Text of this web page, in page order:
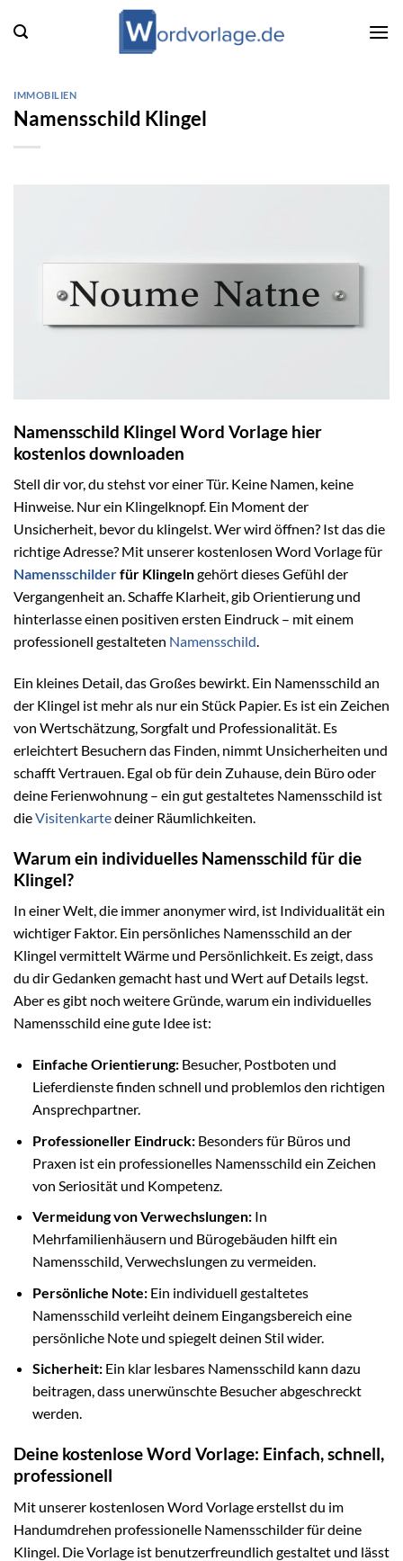
Inhalt
IMMOBILIEN
Namensschild Klingel
Namensschild Klingel Word Vorlage hier
kostenlos downloaden
Stell dir vor, du stehst vor einer Tür. Keine Namen, keine
Hinweise. Nur ein Klingelknopf. Ein Moment der
Unsicherheit, bevor du klingelst. Wer wird öffnen? Ist das die
richtige Adresse? Mit unserer kostenlosen Word Vorlage für
Namensschilderfür Klingelngehört dieses Gefühl der
Vergangenheit an. Schaffe Klarheit, gib Orientierung und
hinterlasse einen positiven ersten Eindruck – mit einem
professionell gestalteten Namensschild.
Ein kleines Detail, das Großes bewirkt. Ein Namensschild an
der Klingel ist mehr als nur ein Stück Papier. Es ist ein Zeichen
von Wertschätzung, Sorgfalt und Professionalität. Es
erleichtert Besuchern das Finden, nimmt Unsicherheiten und
schafft Vertrauen. Egal ob für dein Zuhause, dein Büro oder
deine Ferienwohnung – ein gut gestaltetes Namensschild ist
dieVisitenkartedeiner Räumlichkeiten.
Warum ein individuelles Namensschild für die
Klingel?
In einer Welt, die immer anonymer wird, ist Individualität ein
wichtiger Faktor. Ein persönliches Namensschild an der
Klingel vermittelt Wärme und Persönlichkeit. Es zeigt, dass
du dir Gedanken gemacht hast und Wert auf Details legst.
Aber es gibt noch weitere Gründe, warum ein individuelles
Namensschild eine gute Idee ist:
Einfache Orientierung:Besucher, Postboten und
Lieferdienste finden schnell und problemlos den richtigen
Ansprechpartner.
Professioneller Eindruck:Besonders für Büros und
Praxen ist ein professionelles Namensschild ein Zeichen
von Seriosität und Kompetenz.
Vermeidung von Verwechslungen:In
Mehrfamilienhäusern und Bürogebäuden hilft ein
Namensschild, Verwechslungen zu vermeiden.
Persönliche Note:Ein individuell gestaltetes
Namensschild verleiht deinem Eingangsbereich eine
persönliche Note und spiegelt deinen Stil wider.
Sicherheit:Ein klar lesbares Namensschild kann dazu
beitragen, dass unerwünschte Besucher abgeschreckt
werden.
Deine kostenlose Word Vorlage: Einfach, schnell,
professionell
Mit unserer kostenlosen Word Vorlage erstellst du im
Handumdrehen professionelle Namensschilder für deine
Klingel. Die Vorlage ist benutzerfreundlich gestaltet und lässt